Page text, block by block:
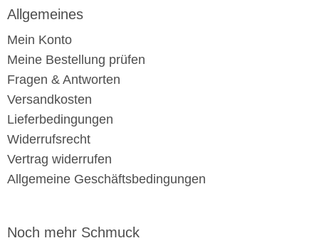
Allgemeines
Mein Konto
Meine Bestellung prüfen
Fragen & Antworten
Versandkosten
Lieferbedingungen
Widerrufsrecht
Vertrag widerrufen
Allgemeine Geschäftsbedingungen
Noch mehr Schmuck